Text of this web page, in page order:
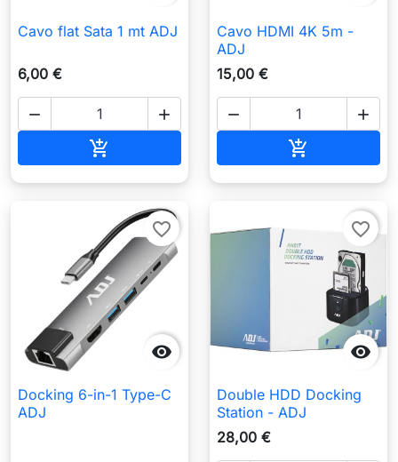
Cavo flat Sata 1 mt ADJ
6,00 €
 

Cavo HDMI 4K 5m -
ADJ
15,00 €
 


favorite_border
Docking 6-in-1 Type-C
ADJ

favorite_border
Double HDD Docking
Station - ADJ
28,00 €